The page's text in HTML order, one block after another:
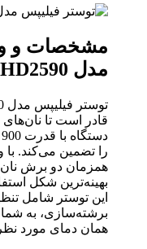
مشخصات و
مدل HD2590
قادر است تا
را تضمین می‌کند. با
همزمان دو برش
بهینه‌ترین شکل
این توستر شامل
برشته‌‏سازی، به شما
همان دمای مورد